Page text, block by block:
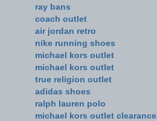
ray bans
coach outlet
air jordan retro
nike running shoes
michael kors outlet
michael kors outlet
true religion outlet
adidas shoes
ralph lauren polo
michael kors outlet clearance